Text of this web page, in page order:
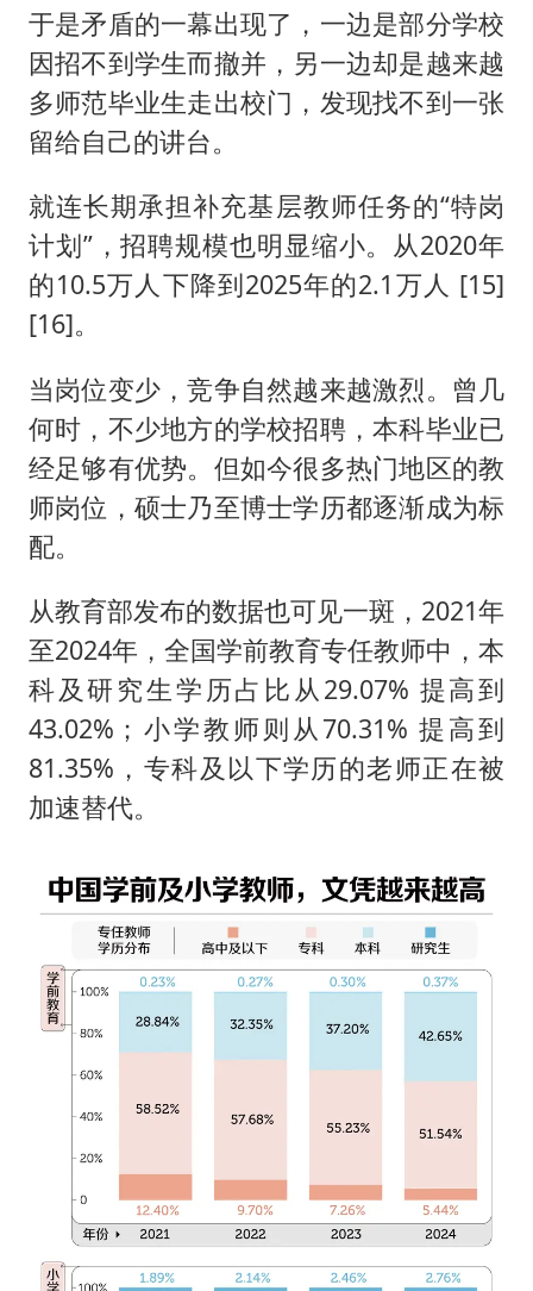
于是矛盾的一幕出现了，一边是部分学校
因招不到学生而撤并，另一边却是越来越
多师范毕业生走出校门，发现找不到一张
留给自己的讲台。
就连长期承担补充基层教师任务的“特岗
计划”，招聘规模也明显缩小。从2020年
的10.5万人下降到2025年的2.1万人 [15]
[16]。
当岗位变少，竞争自然越来越激烈。曾几
何时，不少地方的学校招聘，本科毕业已
经足够有优势。但如今很多热门地区的教
师岗位，硕士乃至博士学历都逐渐成为标
配。
从教育部发布的数据也可见一斑，2021年
至2024年，全国学前教育专任教师中，本
科及研究生学历占比从29.07% 提高到
43.02%；小学教师则从70.31% 提高到
81.35%，专科及以下学历的老师正在被
加速替代。